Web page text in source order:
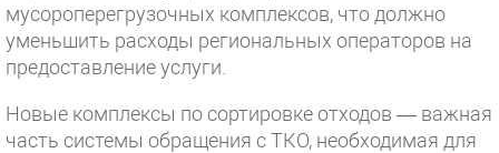
мусороперегрузочных комплексов, что должно
уменьшить расходы региональных операторов на
предоставление услуги.
Новые комплексы по сортировке отходов — важная
часть системы обращения с ТКО, необходимая для